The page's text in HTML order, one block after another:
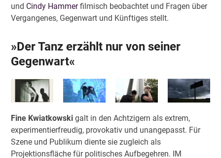
und Cindy Hammerfilmisch beobachtet und Fragen über
Vergangenes, Gegenwart und Künftiges stellt.
»Der Tanz erzählt nur von seiner
Gegenwart«
Fine Kwiatkowski galt in den Achtzigern als extrem,
experimentierfreudig, provokativ und unangepasst. Für
Szene und Publikum diente sie zugleich als
Projektionsfläche für politisches Aufbegehren. IM